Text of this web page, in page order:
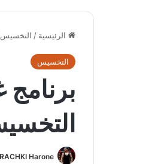
الرئيسية / التخسيس
التخسيس
Harone